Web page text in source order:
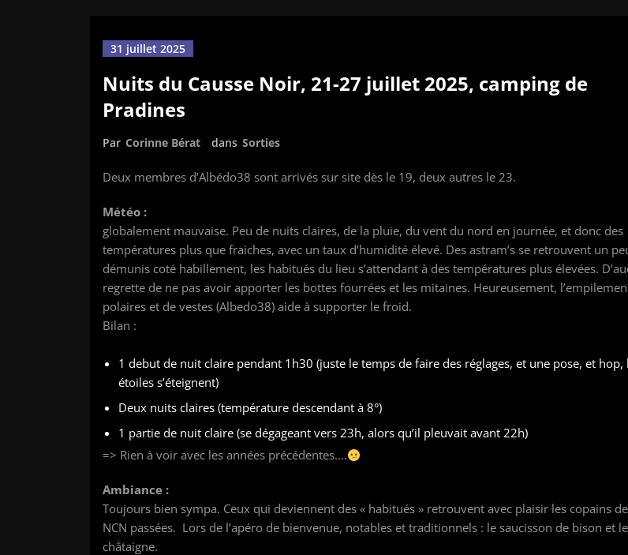
31 juillet 2025
Nuits du Causse Noir, 21-27 juillet 2025, camping de
Pradines
Par Corinne Bérat dans Sorties
Deux membres d’Albédo38 sont arrivés sur site dès le 19, deux autres le 23.
Météo :
globalement mauvaise. Peu de nuits claires, de la pluie, du vent du nord en journée, et donc des
températures plus que fraiches, avec un taux d’humidité élevé. Des astram’s se retrouvent un
démunis coté habillement, les habitués du lieu s’attendant à des températures plus élevées.
regrette de ne pas avoir apporter les bottes fourrées et les mitaines. Heureusement,
polaires et de vestes (Albedo38) aide à supporter le froid.
Bilan :
1 debut de nuit claire pendant 1h30 (juste le temps de faire des réglages, et une pose, et hop,
étoiles s’éteignent)
Deux nuits claires (température descendant à 8°)
1 partie de nuit claire (se dégageant vers 23h, alors qu’il pleuvait avant 22h)
=> Rien à voir avec les années précédentes….
Ambiance :
Toujours bien sympa. Ceux qui deviennent des « habitués » retrouvent avec plaisir les copains
NCN passées. Lors de l’apéro de bienvenue, notables et traditionnels : le saucisson de bison et
châtaigne.